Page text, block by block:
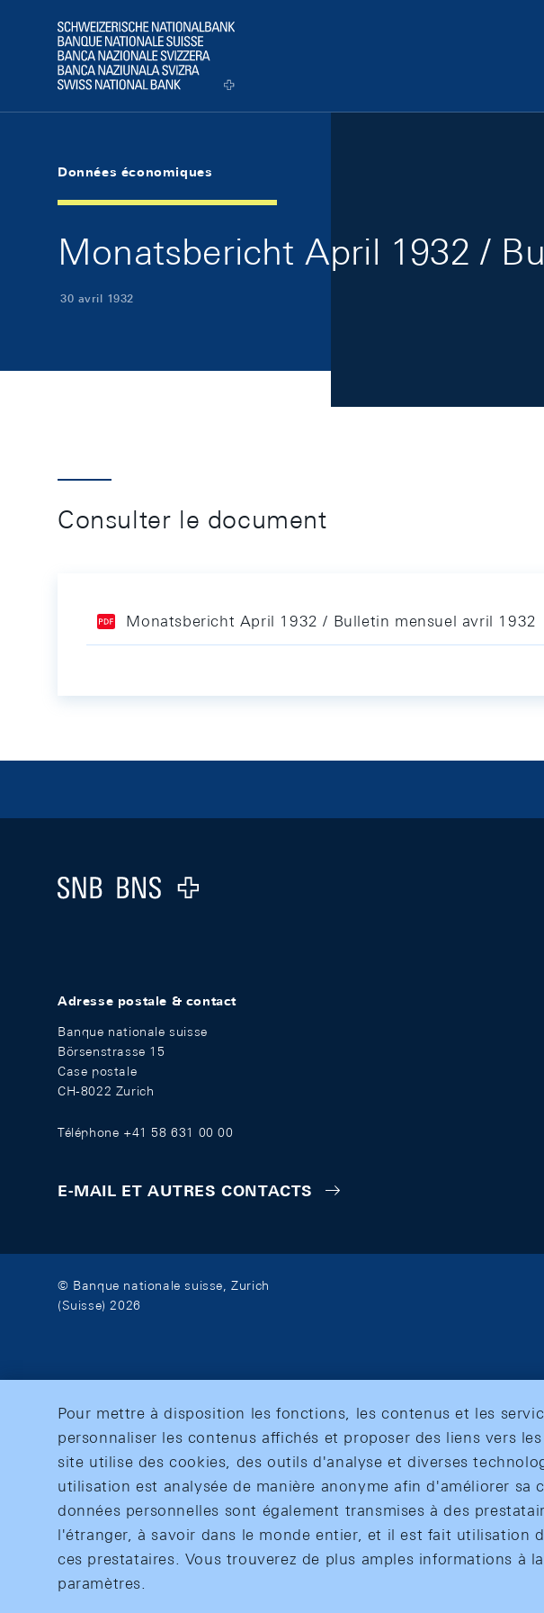
Logo
Données économiques
Monatsbericht April 1932 /
30 avril 1932
Consulter le document
Monatsbericht April 1932 / Bulletin mensuel avril 1932
Logo
Adresse postale & contact
Banque nationale suisse
Börsenstrasse 15
Case postale
CH-8022 Zurich
Téléphone +41 58 631 00 00
E-MAIL ET AUTRES CONTACTS
© Banque nationale suisse, Zurich
(Suisse) 2026
Pour mettre à disposition les fonctions, les contenus et les
personnaliser les contenus affichés et proposer des liens vers
site utilise des cookies, des outils d'analyse et diverses
utilisation est analysée de manière anonyme afin d'améliorer sa
données personnelles sont également transmises à des
l'étranger, à savoir dans le monde entier, et il est fait utilisation
ces prestataires. Vous trouverez de plus amples informations à
paramètres.